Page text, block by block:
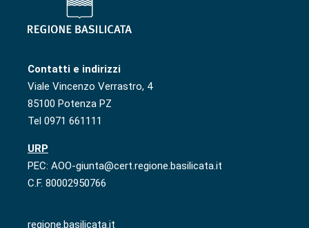
Contatti e indirizzi
Viale Vincenzo Verrastro, 4
85100 Potenza PZ
Tel 0971 661111
URP
PEC: AOO-giunta@cert.regione.basilicata.it
C.F. 80002950766
regione.basilicata.it